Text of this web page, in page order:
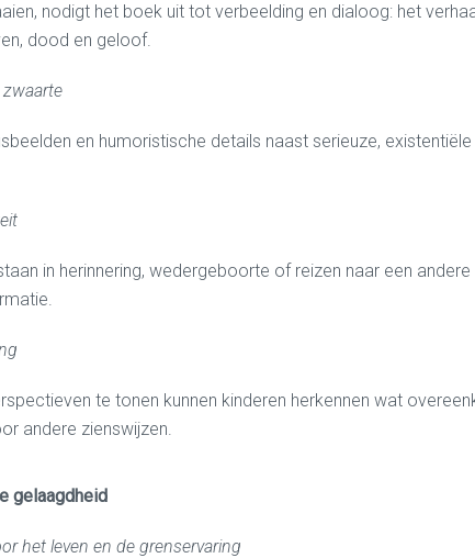
nodigt het boek uit tot verbeelding en dialoog: het
dood en geloof.
en humoristische details naast serieuze,
in herinnering, wedergeboorte of reizen naar een
te tonen kunnen kinderen herkennen wat
andere zienswijzen.
gelaagdheid
het leven en de grenservaring